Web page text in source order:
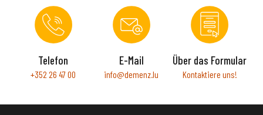
Telefon
+352 26 47 00
E-Mail
info@demenz.lu
Über das Formular
Kontaktiere uns!